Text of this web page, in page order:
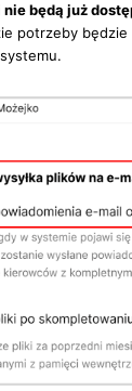
będą już
potrzeby